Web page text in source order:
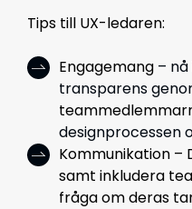
Tips till UX-ledaren:
Engagemang –
transparens
designprocessen
Kommunikation –
samt inkludera
fråga om deras